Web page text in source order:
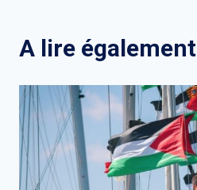
A lire également